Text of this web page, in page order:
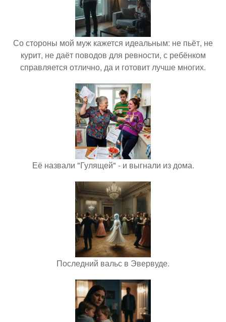
Со стороны мой муж кажется идеальным: не пьёт, не
курит, не даёт поводов для ревности, с ребёнком
справляется отлично, да и готовит лучше многих.
Её назвали "Гулящей" - и выгнали из дома.
Последний вальс в Эвервуде.